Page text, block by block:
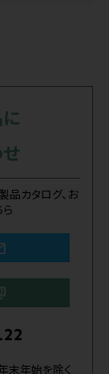
品カタログ、お
末年始を除く